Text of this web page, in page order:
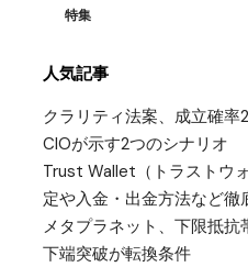
特集
人気記事
クラリティ法案、成立確
CIOが示す2つのシナリオ
Trust Wallet（トラストウ
定や入金・出金方法など徹
メタプラネット、下限抵
下端突破が転換条件